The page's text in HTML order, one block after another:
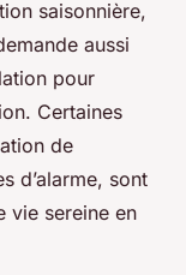
saisonnière,
aussi
pour
Certaines
de
d’alarme, sont
vie sereine en